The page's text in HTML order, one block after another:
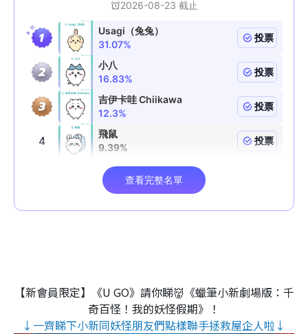
【新會員限定】《U GO》請你睇👹《蠟筆小新劇場版：千
奇百怪！我的妖怪假期》！
↓一齊睇下小新同妖怪朋友們點樣聯手拯救屋企人啦↓